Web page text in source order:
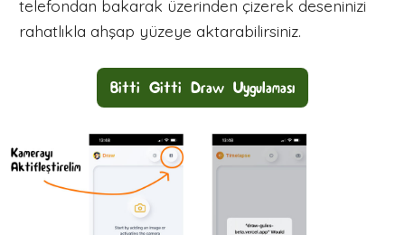
telefondan bakarak üzerinden çizerek deseninizi
rahatlıkla ahşap yüzeye aktarabilirsiniz.
Bitti Gitti Draw Uygulaması